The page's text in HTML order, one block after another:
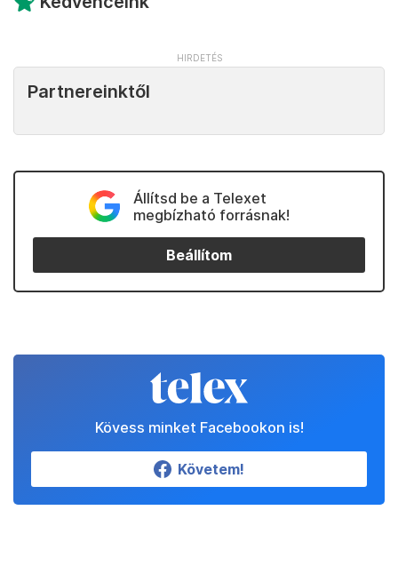
Partnereinktől
Állítsd be a Telexet
megbízható forrásnak!
Beállítom
Kövess minket Facebookon is!
Követem!